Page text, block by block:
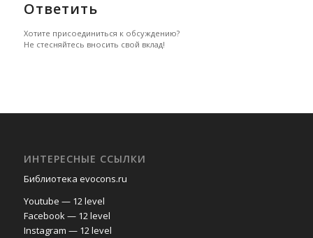
Ответить
Хотите присоединиться к обсуждению?
Не стесняйтесь вносить свой вклад!
ИНТЕРЕСНЫЕ ССЫЛКИ
Библиотека evocons.ru
Youtube — 12 level
Facebook — 12 level
Instagram — 12 level